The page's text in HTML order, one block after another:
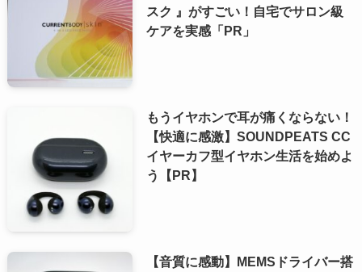
スク 』がすごい！自宅でサロン級
ケアを実感「PR」
もうイヤホンで耳が痛くならない！
【快適に感激】SOUNDPEATS CC
イヤーカフ型イヤホン生活を始めよ
う【PR】
【音質に感動】MEMSドライバー搭